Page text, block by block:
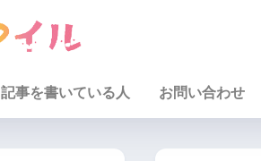
記事を書いている人 お問い合わせ